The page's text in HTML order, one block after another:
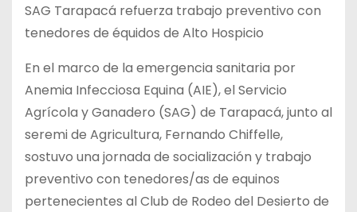
SAG Tarapacá refuerza trabajo preventivo con
tenedores de équidos de Alto Hospicio
En el marco de la emergencia sanitaria por
Anemia Infecciosa Equina (AIE), el Servicio
Agrícola y Ganadero (SAG) de Tarapacá, junto al
seremi de Agricultura, Fernando Chiffelle,
sostuvo una jornada de socialización y trabajo
preventivo con tenedores/as de equinos
pertenecientes al Club de Rodeo del Desierto de